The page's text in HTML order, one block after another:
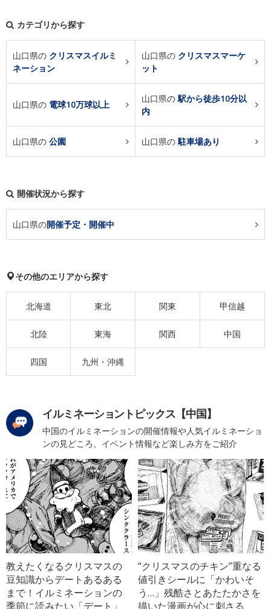
カテゴリから探す
山口県の クリスマスイルミ
ネーション
山口県の クリスマスマーケ
ット
山口県の 電球10万球以上
山口県の駅から徒歩10分以
内
山口県の 公園 山口県の駐車場あり
開催状況から探す
山口県の開催予定・開催中
その他のエリアから探す
北海道 東北 関東 甲信越
北陸 東海 関西 中国
四国 九州・沖縄
イルミネーショントピックス【中国】
中国のイルミネーションの開催情報や人気イルミネーショ
ンの見どころ、イベント情報など楽しみ方をご紹介
教えたくなるクリスマスの
豆知識からデートあるある
まで！イルミネーションの
季節に読みたい「デート」
“クリスマスのチキン”重なる
値引きシールに「かわいそ
う…」残酷さとあたたかさを
描いた漫画が心に刺さる